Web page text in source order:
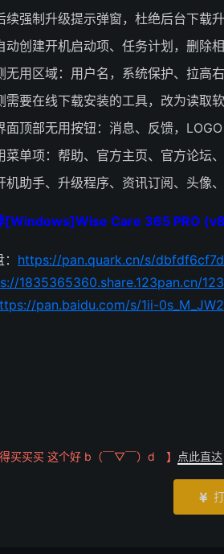
续强制升级提示弹窗，杜绝后台下载
动创建开机启动项、任务计划，删除
无用区域：用户名，系统保护、拉高
需要在线下载安装的工具，改为读取
面顶部无用按钮：消息、反馈，
菜单项：帮助、官方主页、官方论坛
机助手、升级程序、资讯订阅、头像
[Windows]Wise Care 365 PRO
https://pan.quark.cn/s/
1835365360.share.123pan.cn/
pan.baidu.com/s/1ii-
得买买买 这个好 b（￣▽￣）d 】 点此直达
